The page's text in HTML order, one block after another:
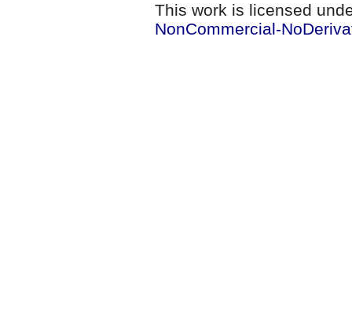
This work is licensed
NonCommercial-